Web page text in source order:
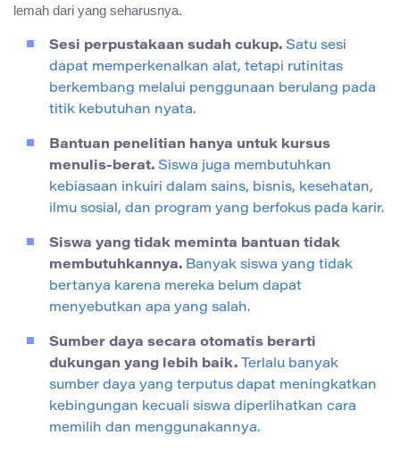
lemah dari yang seharusnya.
Sesi perpustakaan sudah cukup. Satu sesi
dapat memperkenalkan alat, tetapi rutinitas
berkembang melalui penggunaan berulang pada
titik kebutuhan nyata.
Bantuan penelitian hanya untuk kursus
menulis-berat. Siswa juga membutuhkan
kebiasaan inkuiri dalam sains, bisnis, kesehatan,
ilmu sosial, dan program yang berfokus pada karir.
Siswa yang tidak meminta bantuan tidak
membutuhkannya. Banyak siswa yang tidak
bertanya karena mereka belum dapat
menyebutkan apa yang salah.
Sumber daya secara otomatis berarti
dukungan yang lebih baik. Terlalu banyak
sumber daya yang terputus dapat meningkatkan
kebingungan kecuali siswa diperlihatkan cara
memilih dan menggunakannya.